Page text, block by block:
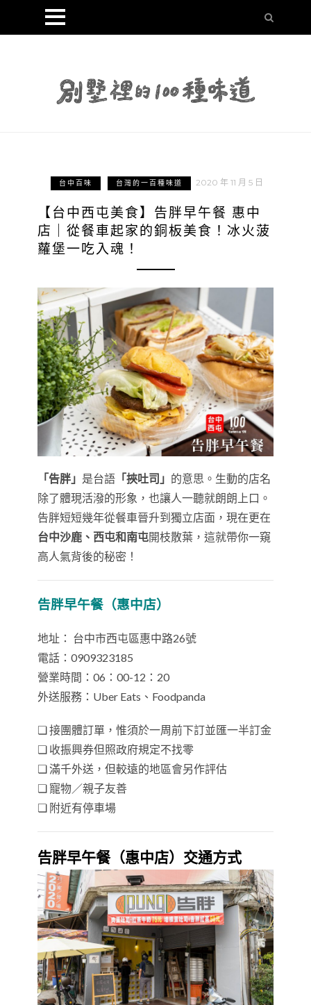
台中百味 台灣的一百種味道 2020 年 11 月 5 日
【台中西屯美食】告胖早午餐 惠中
店｜從餐車起家的銅板美食！冰火菠
蘿堡一吃入魂！
「告胖」 是台語 「挾吐司」 的意思。生動的店名
除了體現活潑的形象，也讓人一聽就朗朗上口。
告胖短短幾年從餐車晉升到獨立店面，現在更在
台中沙鹿、西屯和南屯開枝散葉，這就帶你一窺
高人氣背後的秘密！
告胖早午餐（惠中店）
地址： 台中市西屯區惠中路26號
電話：0909323185
營業時間：06：00-12：20
外送服務：Uber Eats、Foodpanda
❏ 接團體訂單，惟須於一周前下訂並匯一半訂金
❏ 收振興券但照政府規定不找零
❏ 滿千外送，但較遠的地區會另作評估
❏ 寵物／親子友善
❏ 附近有停車場
告胖早午餐（惠中店）交通方式